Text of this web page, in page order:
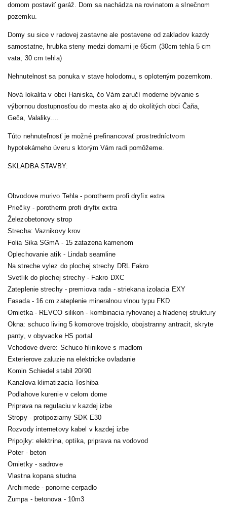
domom postaviť garáž. Dom sa nachádza na rovinatom a slnečnom
pozemku.
Domy su sice v radovej zastavne ale postavene od zakladov kazdy
samostatne, hrubka steny medzi domami je 65cm (30cm tehla 5 cm
vata, 30 cm tehla)
Nehnutelnost sa ponuka v stave holodomu, s oploteným pozemkom.
Nová lokalita v obci Haniska, čo Vám zaručí moderne bývanie s
výbornou dostupnosťou do mesta ako aj do okolitých obci Čaňa,
Geča, Valaliky....
Túto nehnuteľnosť je možné prefinancovať prostredníctvom
hypotekárneho úveru s ktorým Vám radi pomôžeme.
SKLADBA STAVBY:
Obvodove murivo Tehla - porotherm profi dryfix extra
Priečky - porotherm profi dryfix extra
Železobetonovy strop
Strecha: Vaznikovy krov
Folia Sika SGmA - 15 zatazena kamenom
Oplechovanie atik - Lindab seamline
Na streche vylez do plochej strechy DRL Fakro
Svetlik do plochej strechy - Fakro DXC
Zateplenie strechy - premiova rada - striekana izolacia EXY
Fasada - 16 cm zateplenie mineralnou vlnou typu FKD
Omietka - REVCO silikon - kombinacia ryhovanej a hladenej struktury
Okna: schuco living 5 komorove trojsklo, obojstranny antracit, skryte
panty, v obyvacke HS portal
Vchodove dvere: Schuco hlinikove s madlom
Exterierove zaluzie na elektricke ovladanie
Komin Schiedel stabil 20/90
Kanalova klimatizacia Toshiba
Podlahove kurenie v celom dome
Priprava na regulaciu v kazdej izbe
Stropy - protipoziarny SDK E30
Rozvody internetovy kabel v kazdej izbe
Pripojky: elektrina, optika, priprava na vodovod
Poter - beton
Omietky - sadrove
Vlastna kopana studna
Archimede - ponorne cerpadlo
Zumpa - betonova - 10m3